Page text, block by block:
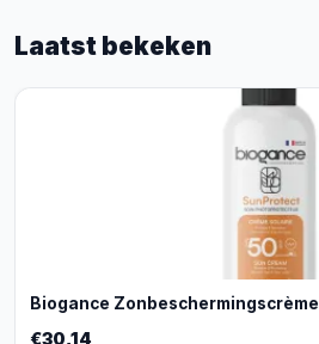
Laatst bekeken
Biogance Zonbeschermingscrème
€30,14